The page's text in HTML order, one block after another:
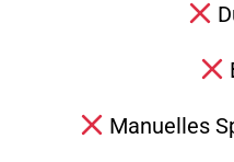
Alle
Manuelles